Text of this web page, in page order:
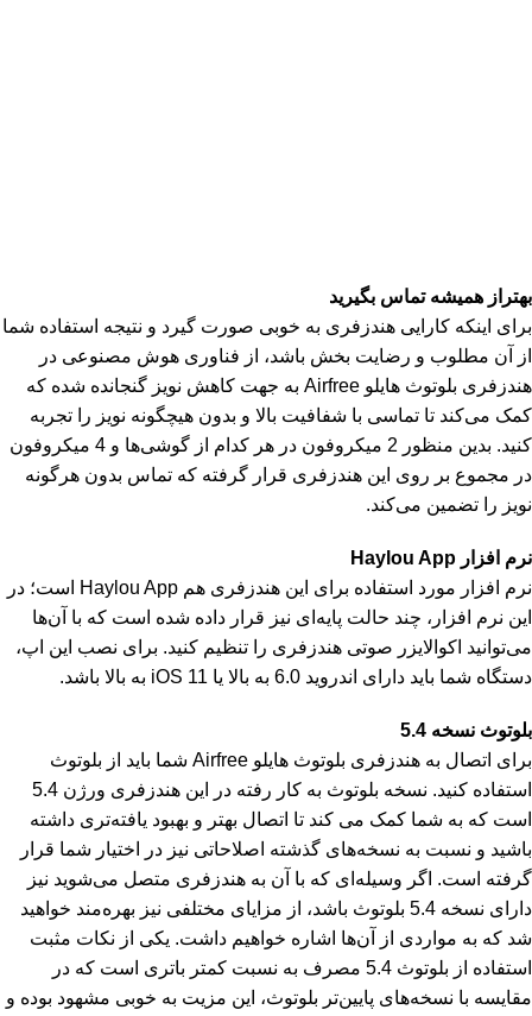
بهتراز همیشه تماس بگیرید
برای اینکه کارایی هندزفری به خوبی صورت گیرد و نتیجه استفاده شما
از آن‌ مطلوب و رضایت بخش باشد، از فناوری هوش مصنوعی در
هندزفری بلوتوث هایلو Airfree به جهت کاهش نویز گنجانده شده که
کمک می‌کند تا تماسی با شفافیت بالا و بدون هیچگونه نویز را تجربه
کنید. بدین منظور 2 میکروفون در هر کدام از گوشی‌ها و 4 میکروفون
در مجموع بر روی این هندزفری قرار گرفته که تماس بدون هرگونه
نویز را تضمین می‌کند.
نرم افزار Haylou App
نرم افزار مورد استفاده برای این هندزفری هم Haylou App است؛ در
این نرم افزار، چند حالت‌ پایه‌ای نیز قرار داده شده است که با آن‌ها
می‌توانید اکوالایزر صوتی هندزفری را تنظیم کنید. برای نصب این اپ،
دستگاه شما باید دارای اندروید 6.0 به بالا یا iOS 11 به بالا باشد.
بلوتوث نسخه 5.4
برای اتصال به هندزفری بلوتوث هایلو Airfree شما باید از بلوتوث
استفاده کنید. نسخه بلوتوث به کار رفته در این هندزفری ورژن 5.4
است که به شما کمک می کند تا اتصال بهتر و بهبود یافته‌تری داشته
باشید و نسبت به نسخه‌های گذشته اصلاحاتی نیز در اختیار شما قرار
گرفته است. اگر وسیله‌ای که با آن به هندزفری متصل می‌شوید نیز
دارای نسخه 5.4 بلوتوث باشد، از مزایای مختلفی نیز بهره‌مند خواهید
شد که به مواردی از آن‌ها اشاره خواهیم داشت. یکی از نکات مثبت
استفاده از بلوتوث 5.4 مصرف به نسبت کمتر باتری است که در
مقایسه با نسخه‌های پایین‌تر بلوتوث، این مزیت به خوبی مشهود بوده و